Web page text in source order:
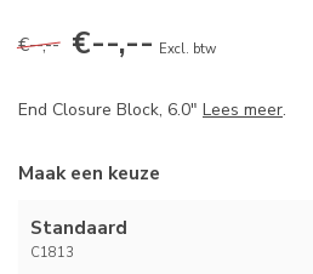
€--,-- €--,-- Excl. btw
End Closure Block, 6.0" Lees meer.
Maak een keuze
Standaard
C1813